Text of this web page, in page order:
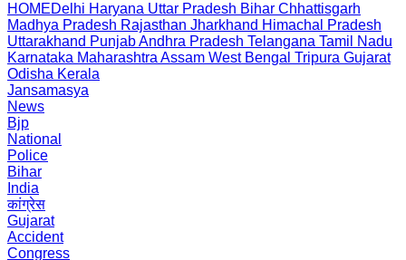
HOMEDelhi Haryana Uttar Pradesh Bihar Chhattisgarh
Madhya Pradesh Rajasthan Jharkhand Himachal Pradesh
Uttarakhand PunjabAndhra Pradesh Telangana Tamil Nadu
Karnataka Maharashtra Assam West Bengal Tripura Gujarat
Odisha Kerala
Jansamasya
News
Bjp
National
Police
Bihar
India
कांग्रेस
Gujarat
Accident
Congress